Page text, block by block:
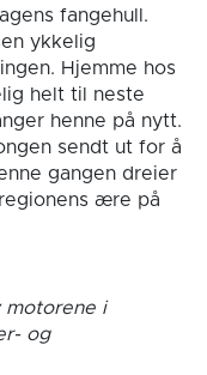
fangehull.
ykkelig
Hjemme hos
helt til neste
henne på nytt.
sendt ut for å
gangen dreier
ære på
motorene i
og